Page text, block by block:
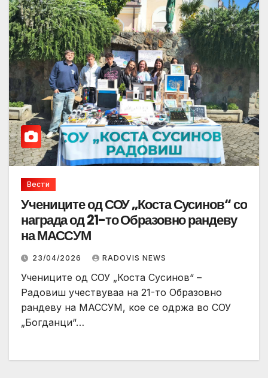
Вести
Учениците од СОУ „Коста Сусинов“ со
награда од 21-то Образовно рандеву
на МАССУМ
23/04/2026 RADOVIS NEWS
Учениците од СОУ „Коста Сусинов“ –
Радовиш учествуваа на 21-то Образовно
рандеву на МАССУМ, кое се одржа во СОУ
„Богданци“…